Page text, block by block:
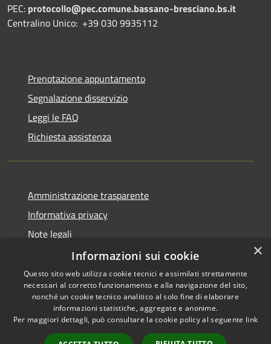
PEC: protocollo@pec.comune.bassano-bresciano.bs.it
Centralino Unico: +39 030 9935112
Prenotazione appuntamento
Segnalazione disservizio
Leggi le FAQ
Richiesta assistenza
Amministrazione trasparente
Informativa privacy
Note legali
Dichiarazione di accessibilità
RSS
Accessibilità
Copyright © 2026 • Comune di
×
Informazioni sui cookie
Questo sito web utilizza cookie tecnici e assimilati strettamente
necessari al corretto funzionamento e alla navigazione del sito,
nonché un cookie tecnico analitico al solo fine di elaborare
informazioni statistiche, aggregate e anonime.
Per maggiori dettagli, può consultare la cookie policy al seguente link